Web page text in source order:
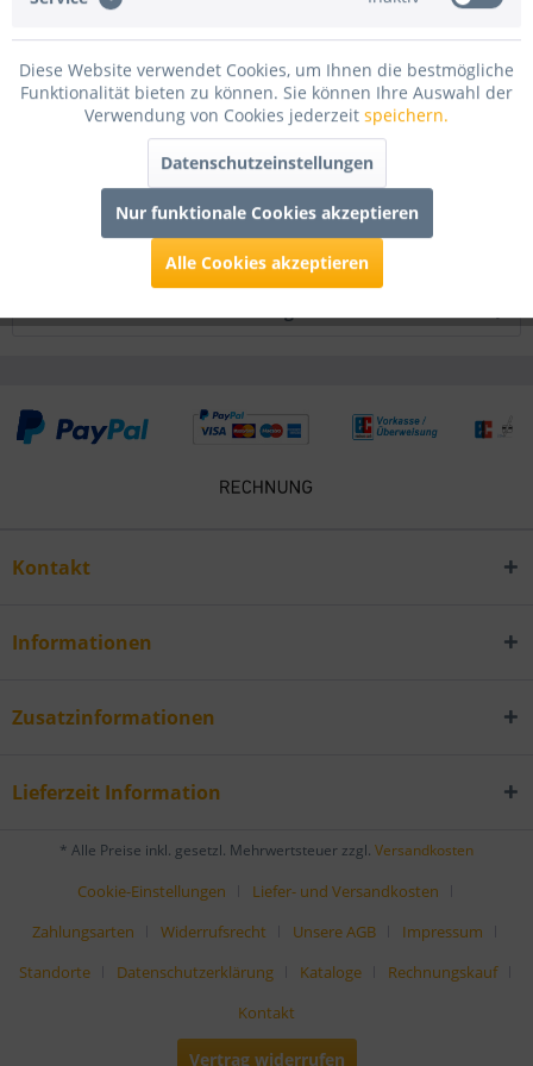
Infos zum Hersteller
Folgende Infos zum Hersteller sind verfübar......mehr
1
Kunden kauften auch
Kontakt
Informationen
Zusatzinformationen
Lieferzeit Information
* Alle Preise inkl. gesetzl. Mehrwertsteuer zzgl. Versandkosten
Cookie-Einstellungen
Liefer- und Versandkosten
Zahlungsarten
Widerrufsrecht Unsere AGB
Impressum
Standorte
Datenschutzerklärung Kataloge
Rechnungskauf
Kontakt
Vertrag widerrufen
Diese Website verwendet Cookies, um Ihnen die bestmögliche
Funktionalität bieten zu können. Sie können Ihre Auswahl der
Verwendung von Cookies jederzeit speichern.
Datenschutzeinstellungen
Nur funktionale Cookies akzeptieren
Alle Cookies akzeptieren